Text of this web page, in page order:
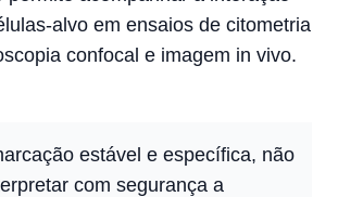
alvo em ensaios de citometria
confocal e imagem in vivo.
estável e específica, não
com segurança a